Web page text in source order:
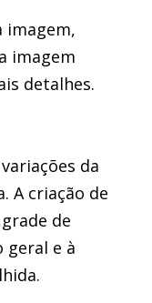
imagem,
imagem
detalhes.
da
A criação de
de
geral e à